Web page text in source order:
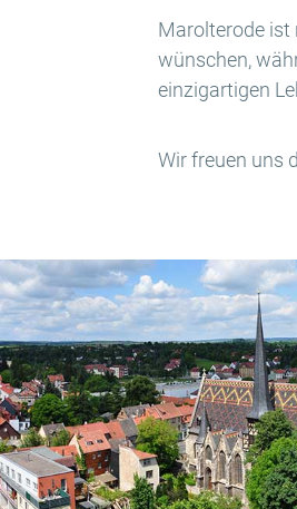
Marolterode ist
wünschen,
einzigartigen
Wir freuen uns